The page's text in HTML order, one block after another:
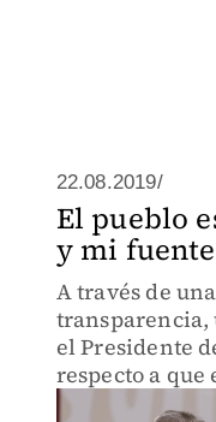
22.08.2019/
El pueblo
y mi
A través de
transparencia,
el Presidente
respecto a que
está feliz.